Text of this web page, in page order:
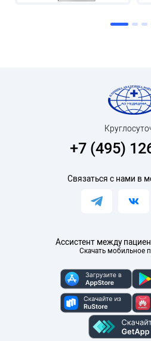
Ассистент между
Скачать мобильное
+7 (495)
Связаться с нами в